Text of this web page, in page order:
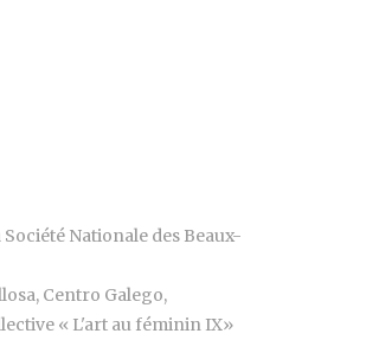
Nationale des Beaux-
Centro Galego,
« L'art au féminin IX»